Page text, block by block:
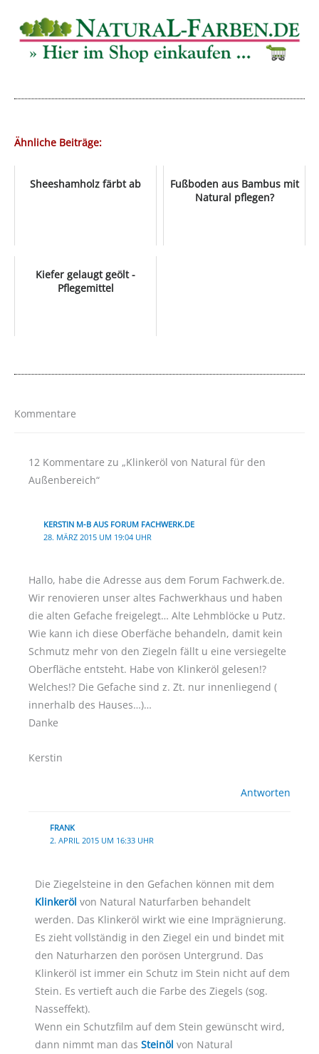
Ähnliche Beiträge:
Sheeshamholz färbt ab
Fußboden aus Bambus mit
Natural pflegen?
Kiefer gelaugt geölt -
Pflegemittel
Kommentare
12 Kommentare zu „Klinkeröl von Natural für den
Außenbereich“
KERSTIN M-B AUS FORUM FACHWERK.DE
28. MÄRZ 2015 UM 19:04 UHR
Hallo, habe die Adresse aus dem Forum Fachwerk.de.
Wir renovieren unser altes Fachwerkhaus und haben
die alten Gefache freigelegt… Alte Lehmblöcke u Putz.
Wie kann ich diese Oberfäche behandeln, damit kein
Schmutz mehr von den Ziegeln fällt u eine versiegelte
Oberfläche entsteht. Habe von Klinkeröl gelesen!?
Welches!? Die Gefache sind z. Zt. nur innenliegend (
innerhalb des Hauses…)…
Danke
Kerstin
Antworten
FRANK
2. APRIL 2015 UM 16:33 UHR
Die Ziegelsteine in den Gefachen können mit dem
Klinkeröl von Natural Naturfarben behandelt
werden. Das Klinkeröl wirkt wie eine Imprägnierung.
Es zieht vollständig in den Ziegel ein und bindet mit
den Naturharzen den porösen Untergrund. Das
Klinkeröl ist immer ein Schutz im Stein nicht auf dem
Stein. Es vertieft auch die Farbe des Ziegels (sog.
Nasseffekt).
Wenn ein Schutzfilm auf dem Stein gewünscht wird,
dann nimmt man dasSteinöl von Natural